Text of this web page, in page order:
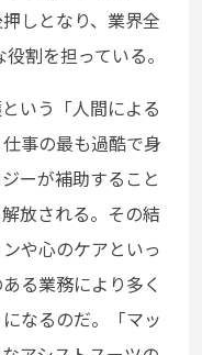
しとなり、業界全
割を担っている。
いう「人間による
事の最も過酷で身
ーが補助すること
放される。その結
や心のケアといっ
る業務により多く
なるのだ。「マッ